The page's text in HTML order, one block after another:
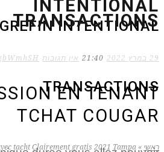
INTENTIONAL
TRANSACTIONS
ראשי »
tacht Clairement gratis 2021 Tampa
INTENTIONAL
TRANSACTIONS
29 במרץ 2022 21:40 אין תגובות
EN TENANT
TCHAT COUGAR